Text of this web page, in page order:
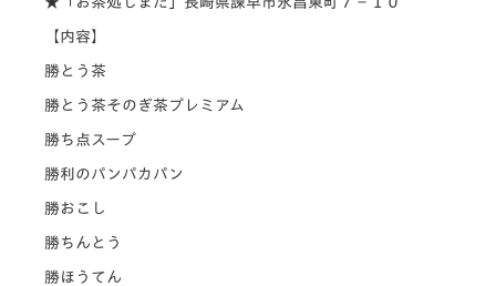
【内容】
勝とう茶
勝とう茶そのぎ茶プレミアム
勝ち点スープ
勝利のパンパカパン
勝おこし
勝ちんとう
勝ほうてん